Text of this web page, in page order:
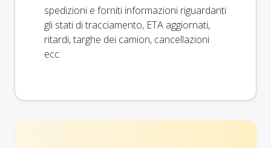
spedizioni e forniti informazioni riguardanti
gli stati di tracciamento, ETA aggiornati,
ritardi, targhe dei camion, cancellazioni
ecc.